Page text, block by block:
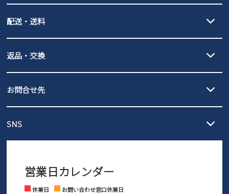
PayPay（オンライン決済）、代金引換のご利用が可能です。
配送・送料
北海道・本州・四国・九州…550円
3,980円（税込）以上お買い上げで送料無料
発送日・送料詳細については
ご利用ください。
全国一律…220円（税込）
発送日・送料詳細についてはご利用ガイドを
ご利用ください。
返品・交換
の片道無料サービスを実施中！
ントとしても安心してご利用いただけるよう、サイズ交換の受付期
さい。
お問合せ先
営業時間：11時～17時
※土日祝はお問い合わせ窓口休業日となります。
SNS
Facebook Instagram
営業日カレンダー
休業日
お問い合わせ窓口休業日